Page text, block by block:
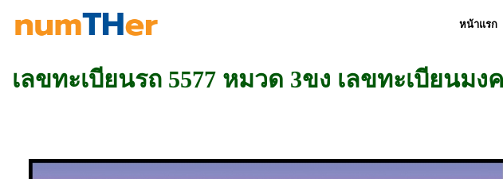
หน้าแรก
เลขทะเบียนรถ 5577 หมวด 3ขง เลขทะเบียนมง